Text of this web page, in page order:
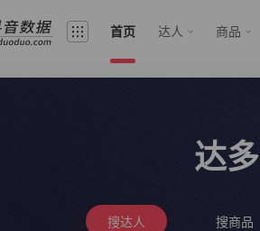
首页 达人 商品
达
搜达人 搜商品